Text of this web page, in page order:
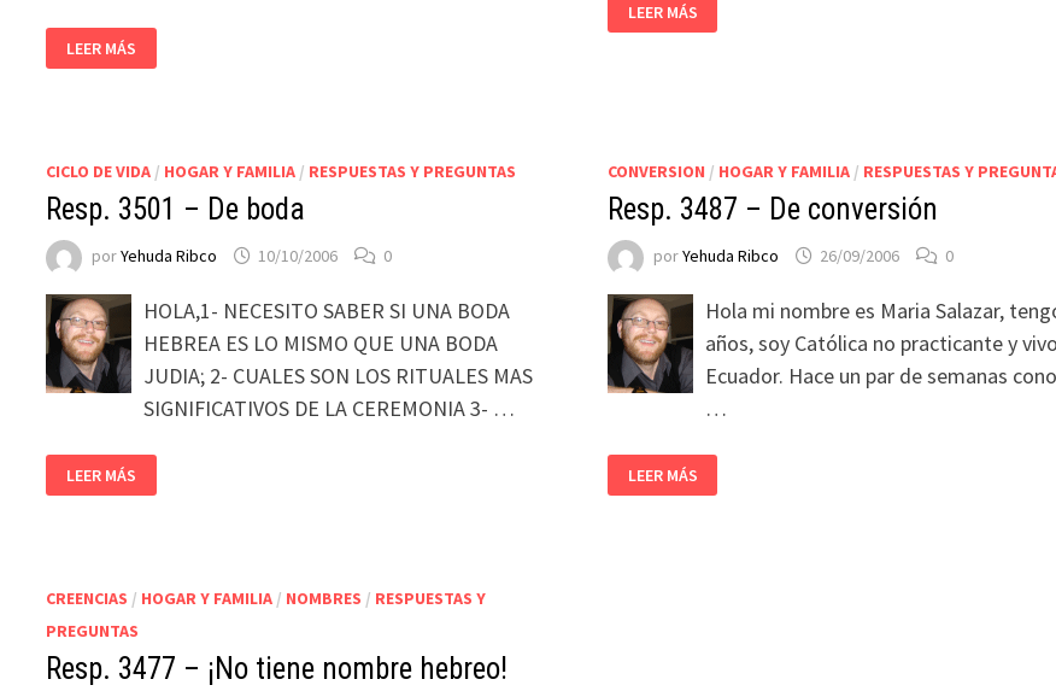
LEER MÁS
LEER MÁS
CICLO DE VIDA / HOGAR Y FAMILIA / RESPUESTAS Y PREGUNTAS
Resp. 3501 – De boda
porYehuda Ribco 10/10/2006 0
HOLA,1- NECESITO SABER SI UNA BODA
HEBREA ES LO MISMO QUE UNA BODA
JUDIA; 2- CUALES SON LOS RITUALES MAS
SIGNIFICATIVOS DE LA CEREMONIA 3- …
LEER MÁS
CONVERSION / HOGAR Y FAMILIA/ RESPUESTAS Y
Resp. 3487 – De conversión
porYehuda Ribco 26/09/2006 0
Hola mi nombre es Maria Salazar,
años, soy Católica no practicante y
Ecuador. Hace un par de semanas
…
LEER MÁS
CREENCIAS / HOGAR Y FAMILIA / NOMBRES / RESPUESTAS Y
PREGUNTAS
Resp. 3477 – ¡No tiene nombre hebreo!